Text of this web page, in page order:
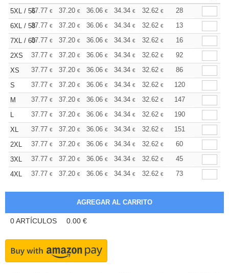
5XL / 5637.77 € 37.20 € 36.06 € 34.34 € 32.62 € 31.76
28
6XL / 5837.77 € 37.20 € 36.06 € 34.34 € 32.62 € 31.76
13
7XL / 6037.77 € 37.20 € 36.06 € 34.34 € 32.62 € 31.76
16
2XS
37.77 € 37.20 € 36.06 € 34.34 € 32.62 € 31.76
92
XS
37.77 € 37.20 € 36.06 € 34.34 € 32.62 € 31.76
86
S
37.77 € 37.20 € 36.06 € 34.34 € 32.62 € 31.76
120
M
37.77 € 37.20 € 36.06 € 34.34 € 32.62 € 31.76
147
L
37.77 € 37.20 € 36.06 € 34.34 € 32.62 € 31.76
190
XL
37.77 € 37.20 € 36.06 € 34.34 € 32.62 € 31.76
151
2XL
37.77 € 37.20 € 36.06 € 34.34 € 32.62 € 31.76
60
3XL
37.77 € 37.20 € 36.06 € 34.34 € 32.62 € 31.76
45
4XL
37.77 € 37.20 € 36.06 € 34.34 € 32.62 € 31.76
73
0ARTÍCULOS 0.00 €